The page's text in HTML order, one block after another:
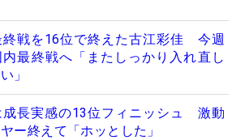
終戦を16位で終えた古江彩佳 今週
最終戦へ「またしっかり入れ直し
」
成長実感の13位フィニッシュ 激動
ー終えて「ホッとした」